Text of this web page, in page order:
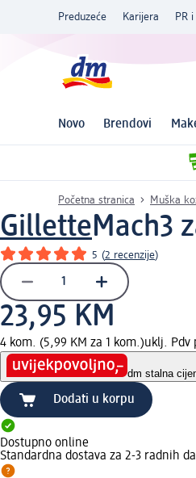
Preduzeće Karijera PR
Novo Brendovi
Početna stranica Muška
GilletteMach3
5 (2 recenzije)
23,95 KM
4 kom. (5,99 KM za 1 kom.)uklj. Pdv
dm stalna
Dodati u korpu
Dostupno online
Standardna dostava za 2-3 radnih